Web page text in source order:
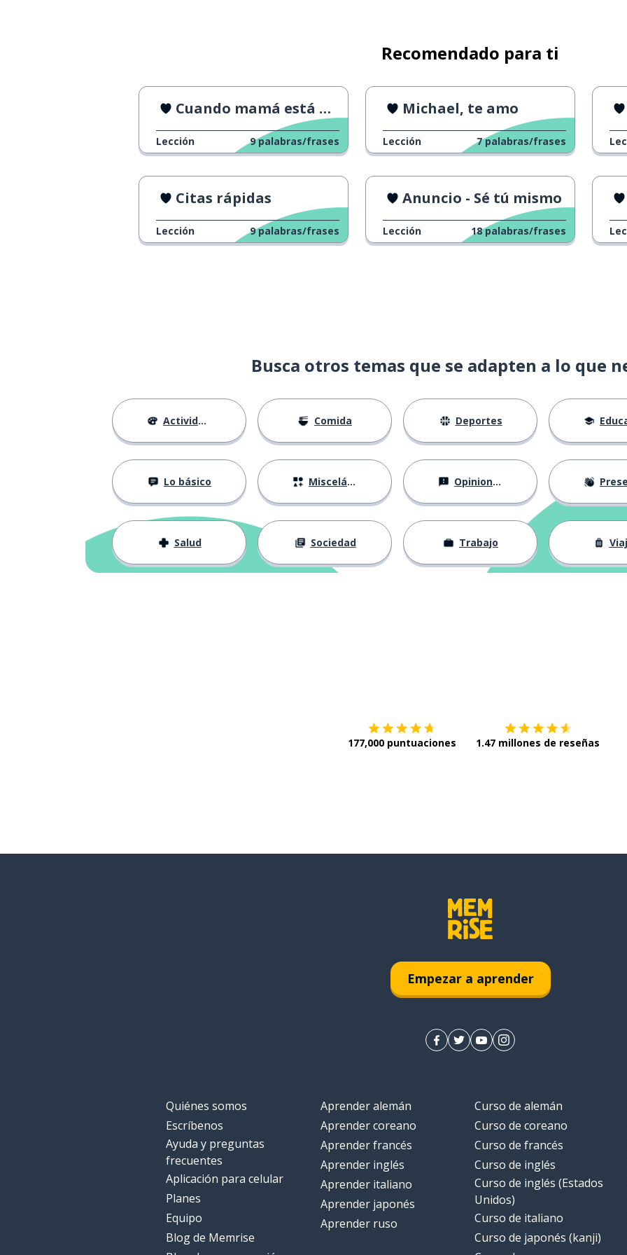
hay
Recomendado para ti
Cuando mamá está de visita
Lección 9 palabras/frases
Michael, te amo
Lección 7 palabras/frases
Citas rápidas
Lección 9 palabras/frases
Anuncio - Sé tú mismo
Lección 18 palabras/frases
Busca otros temas que se adapten a lo que
Actividades Comida Deportes
Lo básico Misceláneo Opiniones
Salud Sociedad Trabajo
177,000 puntuaciones 1.47 millones de reseñas
Empezar a aprender
Quiénes somos
Escríbenos
Ayuda y preguntas
frecuentes
Aplicación para celular
Planes
Equipo
Blog de Memrise
Aprender alemán
Aprender coreano
Aprender francés
Aprender inglés
Aprender italiano
Aprender japonés
Aprender ruso
Curso de alemán
Curso de coreano
Curso de francés
Curso de inglés
Curso de inglés (Estados
Unidos)
Curso de italiano
Curso de japonés (kanji)